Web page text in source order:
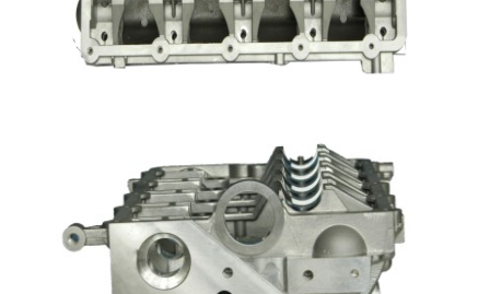
المنزل
المنتجات
فيديوهات